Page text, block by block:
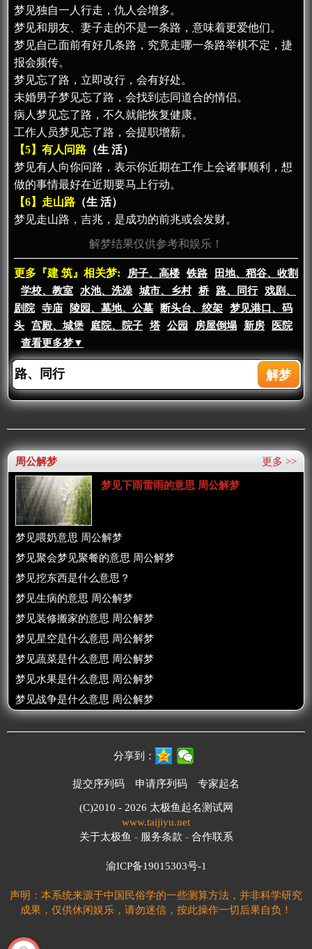
梦见独自一人行走，仇人会增多。
梦见和朋友、妻子走的不是一条路，意味着更爱他们。
梦见自己面前有好几条路，究竟走哪一条路举棋不定，捷
报会频传。
梦见忘了路，立即改行，会有好处。
未婚男子梦见忘了路，会找到志同道合的情侣。
病人梦见忘了路，不久就能恢复健康。
工作人员梦见忘了路，会提职增薪。
【5】有人问路 （生 活）
梦见有人向你问路，表示你近期在工作上会诸事顺利，想
做的事情最好在近期要马上行动。
【6】走山路 （生 活）
梦见走山路，吉兆，是成功的前兆或会发财。
解梦结果仅供参考和娱乐！
更多『建 筑』相关梦: 房子、高楼 铁路
田地、稻谷、收割
学校、教室
水池、洗澡 城市、乡村 桥 路、同行
戏剧、
剧院
寺庙 陵园、墓地、公墓 断头台、绞架
梦见港口、码
头
宫殿、城堡 庭院、院子 塔 公园 房屋倒塌 新房
医院
查看更多梦▼
更多 >>
周公解梦
梦见下雨雷雨的意思 周公解梦
梦见喂奶意思 周公解梦
梦见聚会梦见聚餐的意思 周公解梦
梦见挖东西是什么意思？
梦见生病的意思 周公解梦
梦见装修搬家的意思 周公解梦
梦见星空是什么意思 周公解梦
梦见蔬菜是什么意思 周公解梦
梦见水果是什么意思 周公解梦
梦见战争是什么意思 周公解梦
分享到：
提交序列码 申请序列码 专家起名
(C)2010 - 2026 太极鱼起名测试网
www.taijiyu.net
关于太极鱼 - 服务条款 - 合作联系
渝ICP备19015303号-1
声明：本系统来源于中国民俗学的一些测算方法，并非科学研究
成果，仅供休闲娱乐，请勿迷信，按此操作一切后果自负！